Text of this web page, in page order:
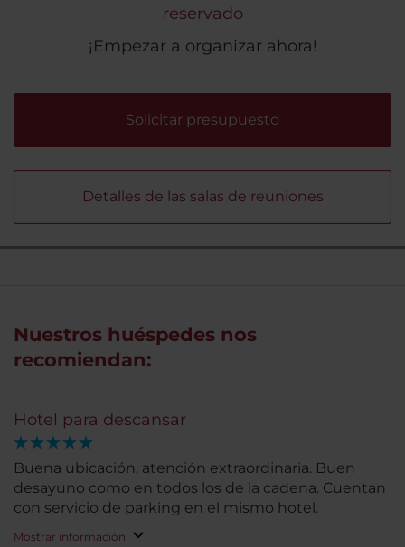
reservado
¡Empezar a organizar ahora!
Solicitar presupuesto
Detalles de las salas de reuniones
Nuestros huéspedes nos
recomiendan:
Hotel para descansar
Buena ubicación, atención extraordinaria. Buen
desayuno como en todos los de la cadena. Cuentan
con servicio de parking en el mismo hotel.
Mostrar información